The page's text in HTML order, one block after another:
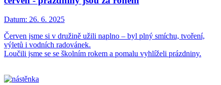
Datum: 26. 6. 2025
Červen jsme si v družině užili naplno – byl plný smíchu, tvoření,
výletů i vodních radovánek.
Loučili jsme se se školním rokem a pomalu vyhlíželi prázdniny.